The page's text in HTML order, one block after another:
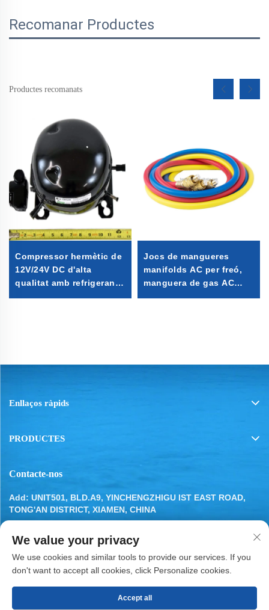
Recomanar Productes
Productes recomanats
Compressor hermètic de
12V/24V DC d'alta
qualitat amb refrigerant
R600A per a frigorífics i
Jocs de mangueres
manifolds AC per freó,
manguera de gas AC
r407c r134a 30 iardes
Enllaços ràpids
PRODUCTES
Contacte-nos
Add: UNIT501, BLD.A9, YINCHENGZHIGU IST EAST ROAD,
TONG'AN DISTRICT, XIAMEN, CHINA
[email protected]
We value your privacy
We use cookies and similar tools to provide our services. If you
don't want to accept all cookies, click Personalize cookies.
Accept all